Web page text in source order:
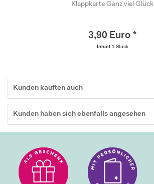
Klappkarte Ganz viel Glück
3,90 Euro *
Inhalt 1 Stück
Kunden kauften auch
Kunden haben sich ebenfalls angesehen